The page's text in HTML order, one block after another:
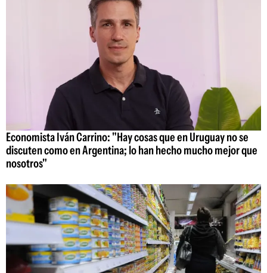
Economista Iván Carrino: "Hay cosas que en Uruguay no se
discuten como en Argentina; lo han hecho mucho mejor que
nosotros"